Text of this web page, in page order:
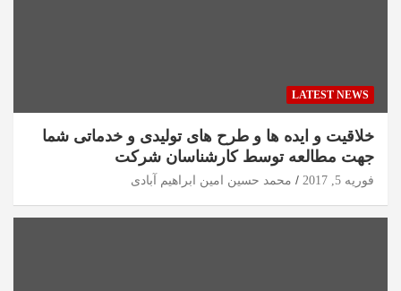
LATEST NEWS
خلاقیت و ایده ها و طرح های تولیدی و خدماتی شما
جهت مطالعه توسط کارشناسان شرکت
فوریه 5, 2017 محمد حسین امین ابراهیم آبادی